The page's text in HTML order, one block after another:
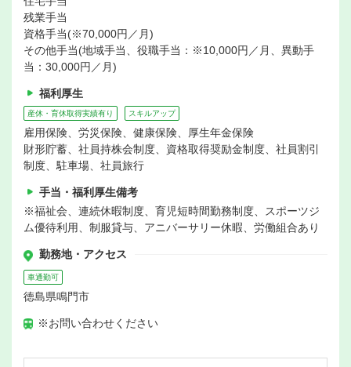
残業手当
資格手当(※70,000円／月)
その他手当(地域手当、役職手当：※10,000円／月、異動手
当：30,000円／月)
福利厚生
産休・育休取得実績有り スキルアップ
雇用保険、労災保険、健康保険、厚生年金保険
財形貯蓄、社員持株会制度、資格取得奨励金制度、社員割引
制度、駐車場、社員旅行
手当・福利厚生備考
※福祉会、連続休暇制度、育児短時間勤務制度、スポーツジ
ム優待利用、制服貸与、アニバーサリー休暇、労働組合あり
勤務地・アクセス
車通勤可
徳島県鳴門市
※お問い合わせください